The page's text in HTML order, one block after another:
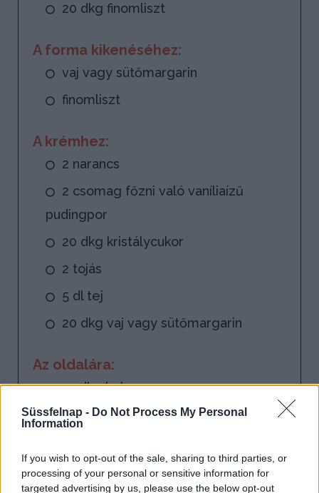
Süssfelnap - Do Not Process My Personal
Information
If you wish to opt-out of the sale, sharing to third parties, or
processing of your personal or sensitive information for
targeted advertising by us, please use the below opt-out
20 dkg finomliszt
A forma kikenéséhez:
vaj vagy sütőmargarin
finomliszt
A krémhez:
2 narancs
2 csomag főzni való vaníliaízű
pudingpor
20 dkg kristálycukor
2 tojás
5 dl tej
20 dkg vaj vagy sütőmargarin
Az oldalára:
10 dkg kekszmorzsa
A tetejére:
2 dl habtejszín